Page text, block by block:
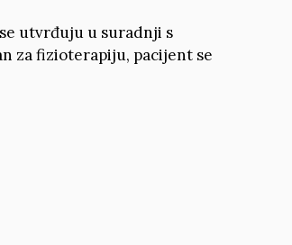
utvrđuju u suradnji s
za fizioterapiju, pacijent se